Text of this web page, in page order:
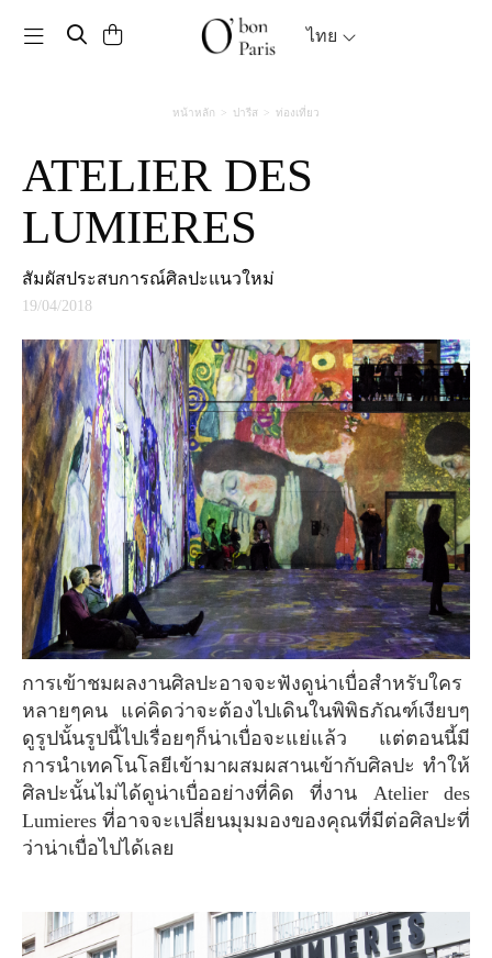
Toggle navigation ไทย
หน้าหลัก ปารีส ท่องเที่ยว
ATELIER DES
LUMIERES
สัมผัสประสบการณ์ศิลปะแนวใหม่
19/04/2018
การเข้าชมผลงานศิลปะอาจจะฟังดูน่าเบื่อสำหรับใคร
หลายๆคน แค่คิดว่าจะต้องไปเดินในพิพิธภัณฑ์เงียบๆ
ดูรูปนั้นรูปนี้ไปเรื่อยๆก็น่าเบื่อจะแย่แล้ว แต่ตอนนี้มี
การนำเทคโนโลยีเข้ามาผสมผสานเข้ากับศิลปะ ทำให้
ศิลปะนั้นไม่ได้ดูน่าเบื่ออย่างที่คิด ที่งาน Atelier des
Lumieres ที่อาจจะเปลี่ยนมุมมองของคุณที่มีต่อศิลปะที่
ว่าน่าเบื่อไปได้เลย